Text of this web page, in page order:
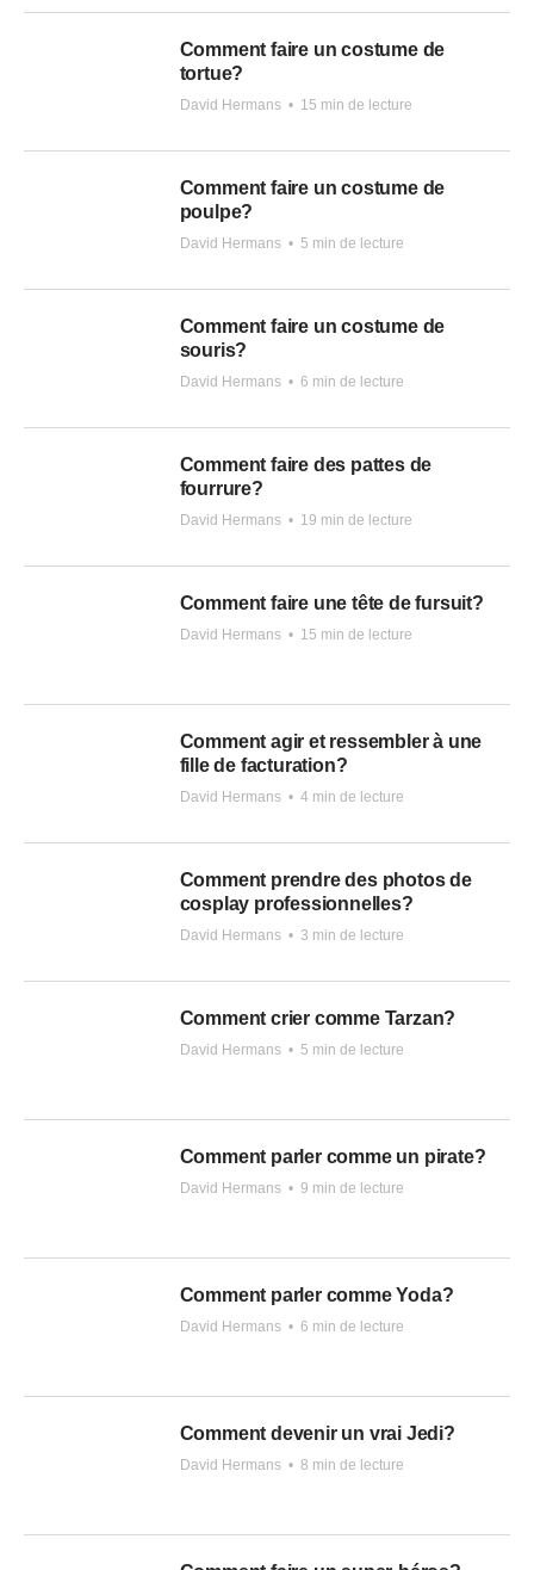
Comment faire un costume de
tortue?
David Hermans • 15 min de lecture
Comment faire un costume de
poulpe?
David Hermans • 5 min de lecture
Comment faire un costume de
souris?
David Hermans • 6 min de lecture
Comment faire des pattes de
fourrure?
David Hermans • 19 min de lecture
Comment faire une tête de fursuit?
David Hermans • 15 min de lecture
Comment agir et ressembler à une
fille de facturation?
David Hermans • 4 min de lecture
Comment prendre des photos de
cosplay professionnelles?
David Hermans • 3 min de lecture
Comment crier comme Tarzan?
David Hermans • 5 min de lecture
Comment parler comme un pirate?
David Hermans • 9 min de lecture
Comment parler comme Yoda?
David Hermans • 6 min de lecture
Comment devenir un vrai Jedi?
David Hermans • 8 min de lecture